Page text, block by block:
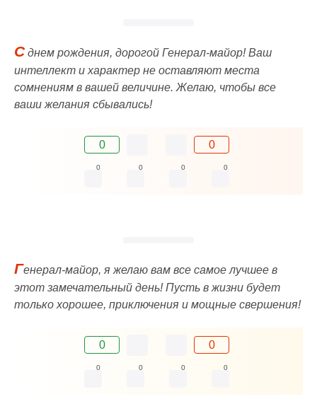
Сднем рождения, дорогой Генерал-майор! Ваш
интеллект и характер не оставляют места
сомнениям в вашей величине. Желаю, чтобы все
ваши желания сбывались!
0 0
0 0 0 0
Генерал-майор, я желаю вам все самое лучшее в
этот замечательный день! Пусть в жизни будет
только хорошее, приключения и мощные свершения!
0 0
0 0 0 0